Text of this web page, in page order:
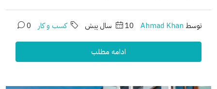
توسط Ahmad Khan 10 سال پیش کسب و کار 0
ادامه مطلب